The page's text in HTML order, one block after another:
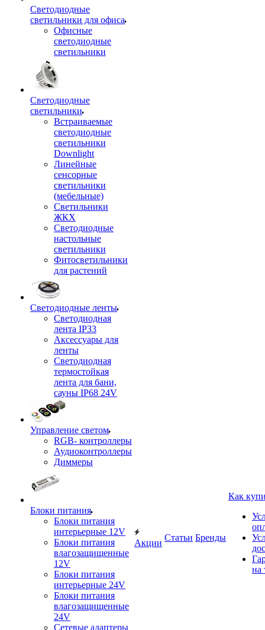
Светодиодные
светильники для офиса
Офисные
светодиодные
светильники
Светодиодные
светильники
Встраиваемые
светодиодные
светильники
Downlight
Линейные
сенсорные
светильники
(мебельные)
Светильники
ЖКХ
Светодиодные
настольные
светильники
Фитосветильники
для растений
Светодиодные ленты
Светодиодная
лента IP33
Аксессуары для
ленты
Светодиодная
термостойкая
лента для бани,
сауны IP68 24V
Управление светом
RGB- контроллеры
Аудиоконтроллеры
Диммеры
Блоки питания
Блоки питания
интерьерные 12V
Блоки питания
влагозащищенные
12V
Блоки питания
интерьерные 24V
Блоки питания
влагозащищенные
24V
Сетевые адаптеры
Акции
Статьи Бренды
Как
на